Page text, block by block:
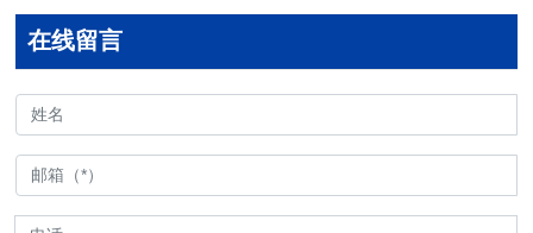
在线留言